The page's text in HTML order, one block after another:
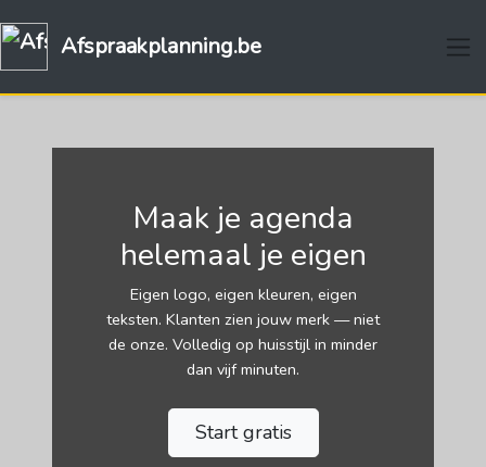
Afspraakplanning.be
Maak je agenda
helemaal je eigen
Eigen logo, eigen kleuren, eigen
teksten. Klanten zien jouw merk — niet
de onze. Volledig op huisstijl in minder
dan vijf minuten.
Start gratis